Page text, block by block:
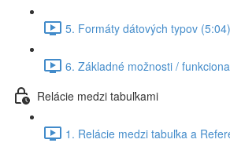
5. Formáty dátových typov (5:04)
6. Základné možnosti /
Relácie medzi tabuľkami
1. Relácie medzi tabuľka a